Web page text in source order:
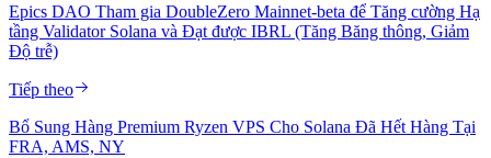
Epics DAO Tham gia DoubleZero Mainnet-beta để Tăng cường Hạ
tầng Validator Solana và Đạt được IBRL (Tăng Băng thông, Giảm
Độ trễ)
Tiếp theo
Bổ Sung Hàng Premium Ryzen VPS Cho Solana Đã Hết Hàng Tại
FRA, AMS, NY